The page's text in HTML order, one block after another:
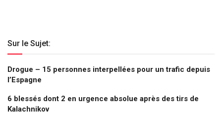
Sur le Sujet:
Drogue – 15 personnes interpellées pour un trafic depuis
l’Espagne
6 blessés dont 2 en urgence absolue après des tirs de
Kalachnikov